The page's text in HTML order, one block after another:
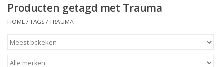
EHBO
Pax tassen
Producten getagd met Trauma
HOME/TAGS/TRAUMA